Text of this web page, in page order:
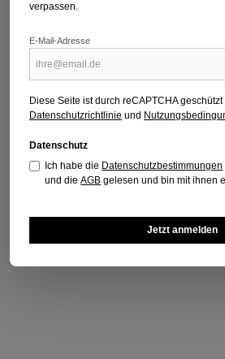
SUDOKU LEICHT
Regulärer
3,20 €
Titel kaufen
verpassen.
E-Mail-Adresse
Diese Seite ist durch reCAPTCHA
Datenschutzrichtlinie und
Datenschutz
Ich habe die Datenschutzbestimmungen
und dieAGB gelesen und bin mit ihnen
Jetzt anmelden